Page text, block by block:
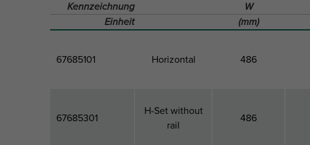
Kennzeichnung
W
Einheit
(mm)
67685101 Horizontal 486
67685301
H-Set without
rail
486